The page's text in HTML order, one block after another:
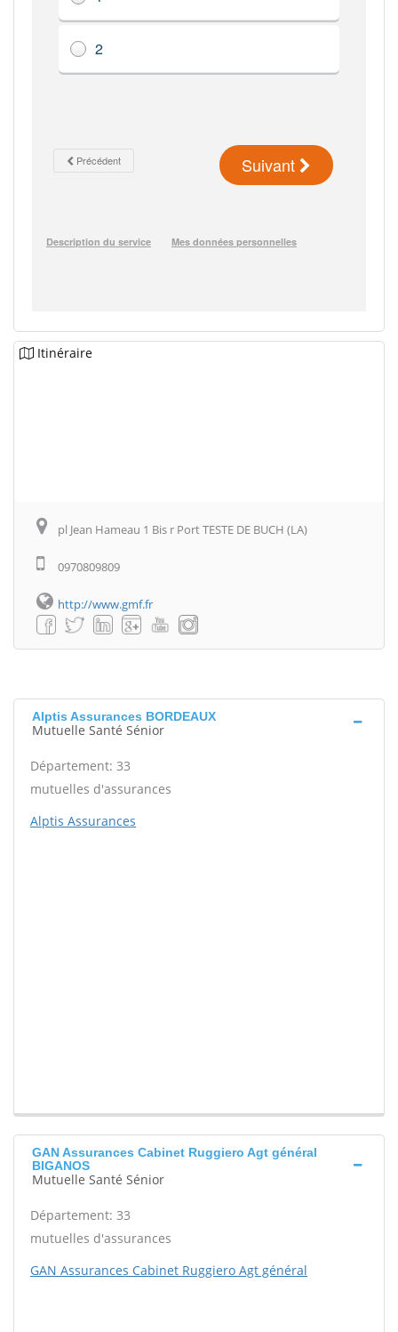
Itinéraire
pl Jean Hameau 1 Bis r Port TESTE DE BUCH (LA)
0970809809
http://www.gmf.fr
Alptis Assurances BORDEAUX
Mutuelle Santé Sénior
Département: 33
mutuelles d'assurances
Alptis Assurances
GAN Assurances Cabinet Ruggiero Agt général
BIGANOS
Mutuelle Santé Sénior
Département: 33
mutuelles d'assurances
GAN Assurances Cabinet Ruggiero Agt général